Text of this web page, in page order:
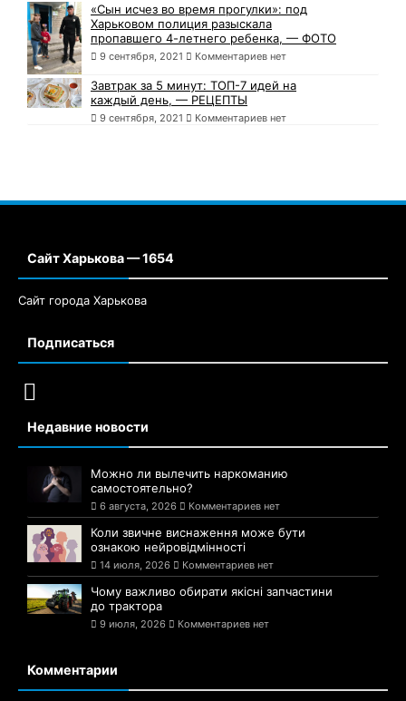
«Сын исчез во время прогулки»: под
Харьковом полиция разыскала
пропавшего 4-летнего ребенка, — ФОТО
9 сентября, 2021 Комментариев нет
Завтрак за 5 минут: ТОП-7 идей на
каждый день, — РЕЦЕПТЫ
9 сентября, 2021 Комментариев нет
Сайт Харькова — 1654
Сайт города Харькова
Подписаться
Недавние новости
Можно ли вылечить наркоманию
самостоятельно?
6 августа, 2026 Комментариев нет
Коли звичне виснаження може бути
ознакою нейровідмінності
14 июля, 2026 Комментариев нет
Чому важливо обирати якісні запчастини
до трактора
9 июля, 2026 Комментариев нет
Комментарии